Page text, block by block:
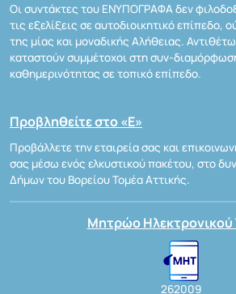
Οι συντάκτες του ΕΝΥΠΟΓΡΑΦΑ δεν
τις εξελίξεις σε αυτοδιοικητικό επίπεδο,
της μίας και μοναδικής Αλήθειας.
καταστούν συμμέτοχοι στη συν-
καθημερινότητας σε τοπικό επίπεδο.
Προβληθείτε στο «Ε»
Προβάλλετε την εταιρεία σας και
σας μέσω ενός ελκυστικού πακέτου, στο
Δήμων του Βορείου Τομέα Αττικής.
Μητρώο Ηλεκτρονικού
262009